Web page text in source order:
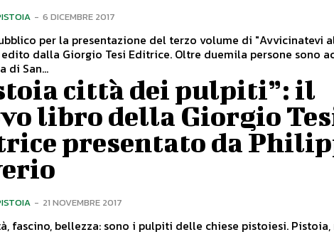
- 6 DICEMBRE 2017
per la presentazione del terzo volume di "Avvicinatevi
dalla Giorgio Tesi Editrice. Oltre duemila persone sono
di San...
città dei pulpiti”: il
libro della Giorgio
presentato da
- 21 NOVEMBRE 2017
bellezza: sono i pulpiti delle chiese pistoiesi. Pistoia, non a